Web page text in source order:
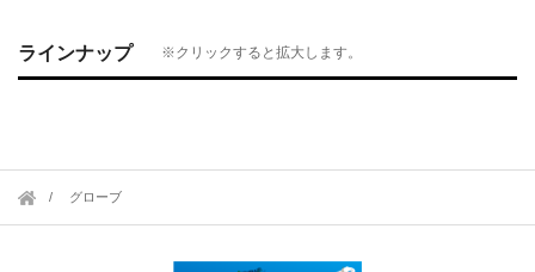
ラインナップ ※クリックすると拡大します。
グローブ